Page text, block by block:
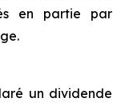
en partie par
un dividende